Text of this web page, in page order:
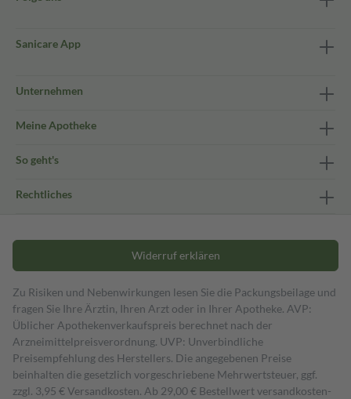
Sanicare App
Unternehmen
Meine Apotheke
So geht's
Rechtliches
Widerruf erklären
Zu Risiken und Nebenwirkungen lesen Sie die Packungsbeilage und
fragen Sie Ihre Ärztin, Ihren Arzt oder in Ihrer Apotheke. AVP:
Üblicher Apothekenverkaufspreis berechnet nach der
Arzneimittelpreisverordnung. UVP: Unverbindliche
Preisempfehlung des Herstellers. Die angegebenen Preise
beinhalten die gesetzlich vorgeschriebene Mehrwertsteuer, ggf.
zzgl. 3,95 € Versandkosten. Ab 29,00 € Bestell­wert versand­kosten­